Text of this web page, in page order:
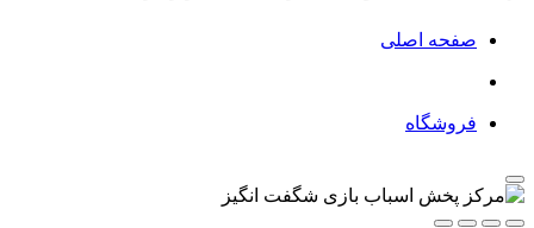
صفحه اصلی
فروشگاه